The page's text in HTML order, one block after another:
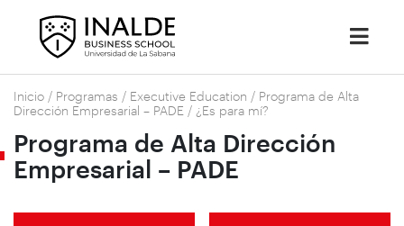
Inicio / Programas / Executive Education / Programa de Alta
Dirección Empresarial – PADE / ¿Es para mí?
Programa de Alta Dirección
Empresarial – PADE